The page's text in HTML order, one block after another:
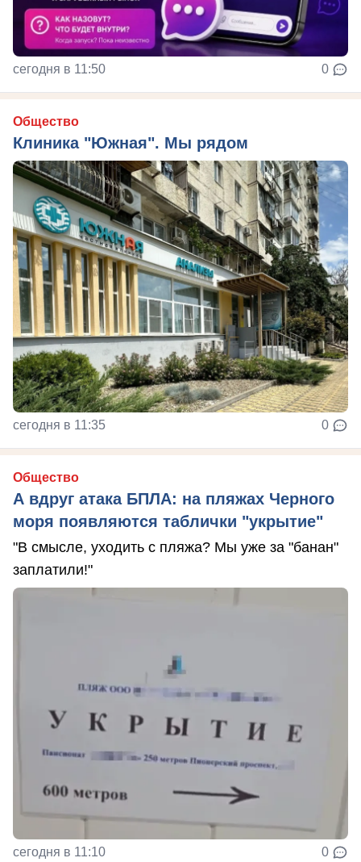
сегодня в 11:50 0
Общество
Клиника "Южная". Мы рядом
сегодня в 11:35 0
Общество
А вдруг атака БПЛА: на пляжах Черного
моря появляются таблички "укрытие"
"В смысле, уходить с пляжа? Мы уже за "банан"
заплатили!"
сегодня в 11:10 0